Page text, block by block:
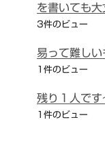
を書いても
3件のビュー
易って難しい
1件のビュー
残り１人です
1件のビュー